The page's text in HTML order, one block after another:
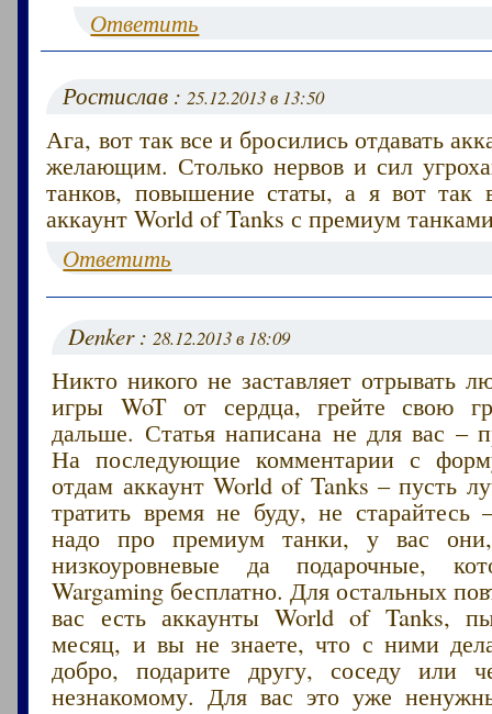
Ответить
Ростислав :25.12.2013 в 13:50
Ага, вот так все и бросились отдавать
желающим. Столько нервов и сил
танков, повышение статы, а я вот так
аккаунт World of Tanks с премиум
Ответить
Denker :28.12.2013 в 18:09
Никто никого не заставляет отрывать
игры WoT от сердца, грейте свою
дальше. Статья написана не для вас –
На последующие комментарии с
отдам аккаунт World of Tanks – пусть
тратить время не буду, не
надо про премиум танки, у вас они,
низкоуровневые да подарочные,
Wargaming бесплатно. Для остальных
вас есть аккаунты World of Tanks,
месяц, и вы не знаете, что с ними
добро, подарите другу, соседу или
незнакомому. Для вас это уже